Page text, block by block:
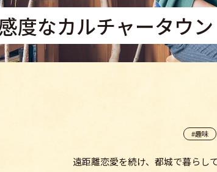
度なカルチャータウ
#趣味
遠距離恋愛を続け、都城で暮らし